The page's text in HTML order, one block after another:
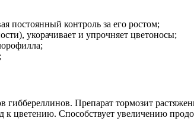
постоянный контроль за его ростом;
укорачивает и упрочняет цветоносы;
Препарат тормозит
цветению. Способствует увеличению